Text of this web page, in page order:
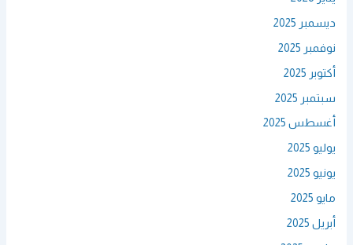
ديسمبر 2025
نوفمبر 2025
أكتوبر 2025
سبتمبر 2025
أغسطس 2025
يوليو 2025
يونيو 2025
مايو 2025
أبريل 2025